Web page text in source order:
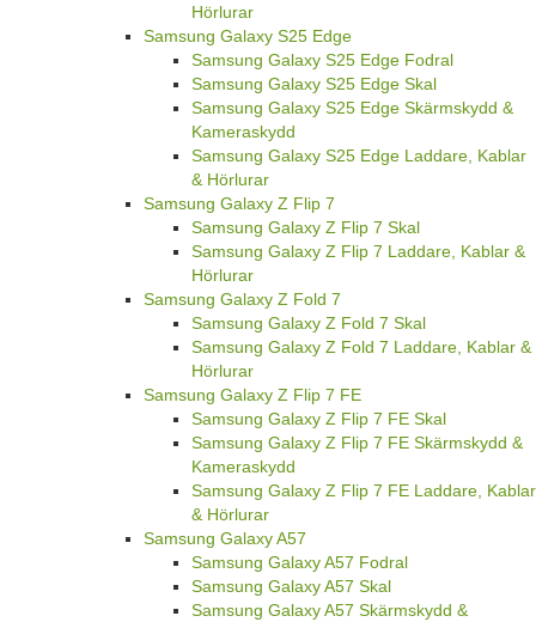
Hörlurar
Samsung Galaxy S25 Edge
Samsung Galaxy S25 Edge Fodral
Samsung Galaxy S25 Edge Skal
Samsung Galaxy S25 Edge Skärmskydd &
Kameraskydd
Samsung Galaxy S25 Edge Laddare, Kablar
& Hörlurar
Samsung Galaxy Z Flip 7
Samsung Galaxy Z Flip 7 Skal
Samsung Galaxy Z Flip 7 Laddare, Kablar &
Hörlurar
Samsung Galaxy Z Fold 7
Samsung Galaxy Z Fold 7 Skal
Samsung Galaxy Z Fold 7 Laddare, Kablar &
Hörlurar
Samsung Galaxy Z Flip 7 FE
Samsung Galaxy Z Flip 7 FE Skal
Samsung Galaxy Z Flip 7 FE Skärmskydd &
Kameraskydd
Samsung Galaxy Z Flip 7 FE Laddare, Kablar
& Hörlurar
Samsung Galaxy A57
Samsung Galaxy A57 Fodral
Samsung Galaxy A57 Skal
Samsung Galaxy A57 Skärmskydd &